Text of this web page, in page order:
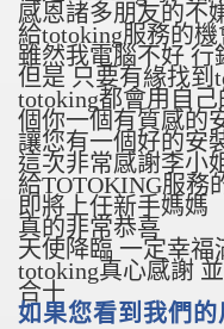
感恩諸多朋友的不
給totoking服務的機
雖然我電腦不好 行
但是 只要有緣找到
totoking都會用自
個你一個有質感的
讓您有一個好的安
這次非常感謝李小
給TOTOKING服務
即將上任新手媽媽
真的非常恭喜
天使降臨 一定幸福
totoking真心感謝
合十
如果您看到我們